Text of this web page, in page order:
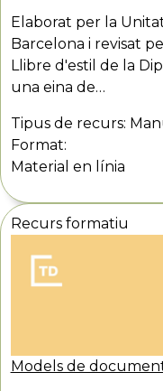
Elaborat per la
Barcelona i revisat
Llibre d'estil de la
una eina de…
Tipus de recurs:
Format:
Material en línia
Recurs formatiu
Models de